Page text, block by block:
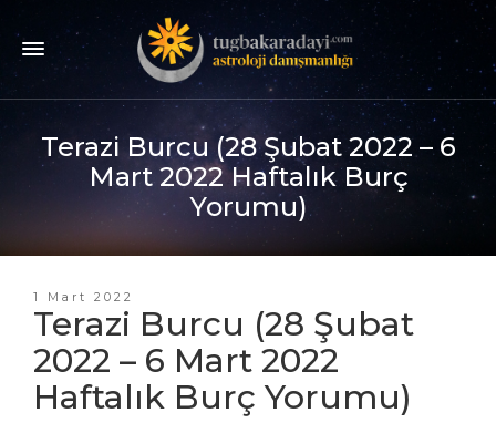
Terazi Burcu (28 Şubat 2022 – 6
Mart 2022 Haftalık Burç
Yorumu)
1 Mart 2022
Terazi Burcu (28 Şubat
2022 – 6 Mart 2022
Haftalık Burç Yorumu)